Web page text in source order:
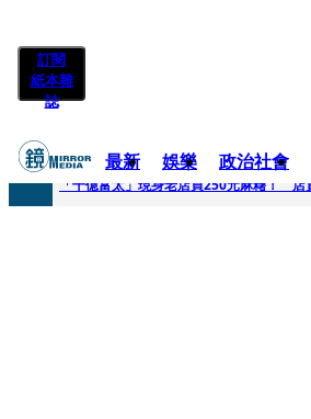
訂閱
紙本雜
誌
最新 娛樂 政治社會
快訊